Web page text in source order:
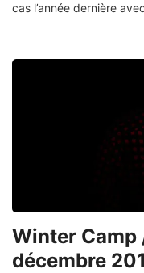
cas l’année dernière
Winter Camp
décembre